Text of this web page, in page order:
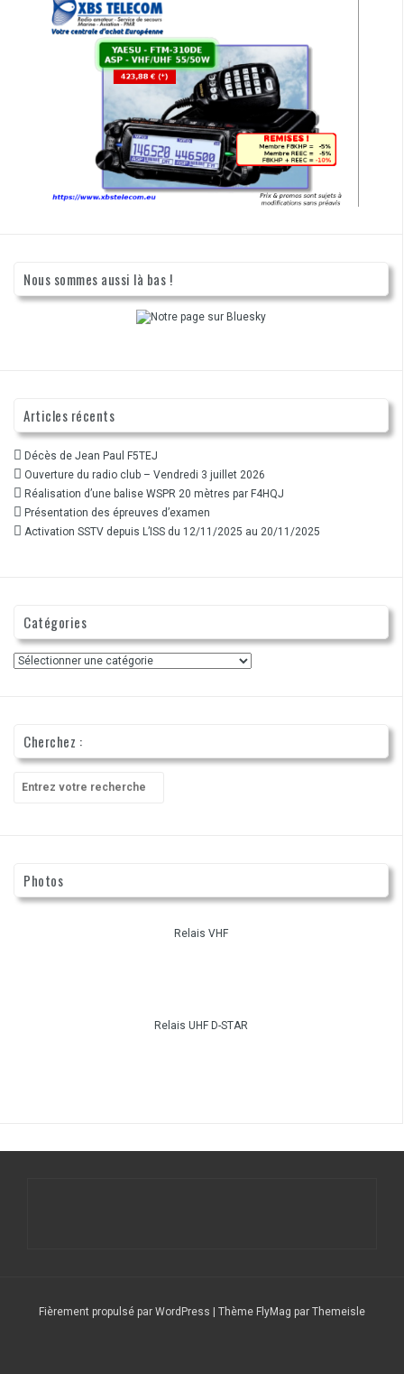
Nous sommes aussi là bas !
Articles récents
Décès de Jean Paul F5TEJ
Ouverture du radio club – Vendredi 3 juillet 2026
Réalisation d’une balise WSPR 20 mètres par F4HQJ
Présentation des épreuves d’examen
Activation SSTV depuis L’ISS du 12/11/2025 au 20/11/2025
Catégories
Catégories
Cherchez :
pour
Photos
Relais VHF
Relais UHF D-STAR
Fièrement propulsé par WordPress Thème FlyMag par Themeisle